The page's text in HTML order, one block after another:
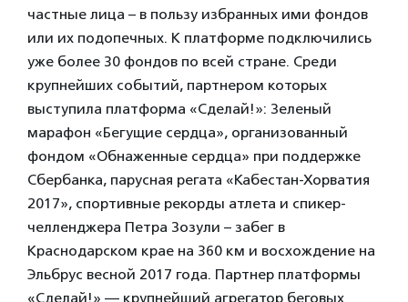
частные лица – в пользу избранных ими фондов
или их подопечных. К платформе подключились
уже более 30 фондов по всей стране. Среди
крупнейших событий, партнером которых
выступила платформа «Сделай!»: Зеленый
марафон «Бегущие сердца», организованный
фондом «Обнаженные сердца» при поддержке
Сбербанка, парусная регата «Кабестан-Хорватия
2017», спортивные рекорды атлета и спикер-
челленджера Петра Зозули – забег в
Краснодарском крае на 360 км и восхождение на
Эльбрус весной 2017 года. Партнер платформы
«Сделай!» — крупнейший агрегатор беговых